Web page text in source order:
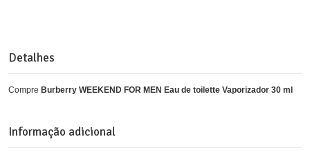
Detalhes
Compre Burberry WEEKEND FOR MEN Eau de toilette Vaporizador 30 ml
Informação adicional